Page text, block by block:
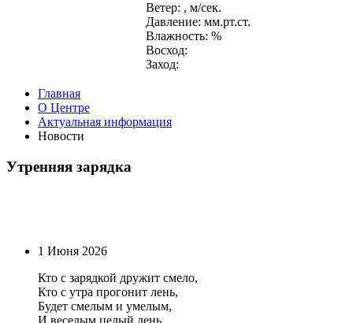
Ветер: , м/сек.
Давление: мм.рт.ст.
Влажность: %
Восход:
Заход:
Главная
О Центре
Актуальная информация
Новости
Утренняя зарядка
1 Июня 2026
Кто с зарядкой дружит смело,
Кто с утра прогонит лень,
Будет смелым и умелым,
И веселым целый день.